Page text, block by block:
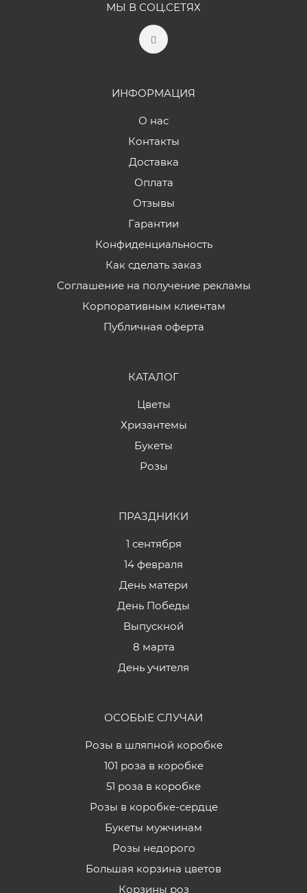
МЫ В СОЦ.СЕТЯХ
ИНФОРМАЦИЯ
О нас
Контакты
Доставка
Оплата
Отзывы
Гарантии
Конфиденциальность
Как сделать заказ
Соглашение на получение рекламы
Корпоративным клиентам
Публичная оферта
КАТАЛОГ
Цветы
Хризантемы
Букеты
Розы
ПРАЗДНИКИ
1 сентября
14 февраля
День матери
День Победы
Выпускной
8 марта
День учителя
ОСОБЫЕ СЛУЧАИ
Розы в шляпной коробке
101 роза в коробке
51 роза в коробке
Розы в коробке-сердце
Букеты мужчинам
Розы недорого
Большая корзина цветов
Корзины роз